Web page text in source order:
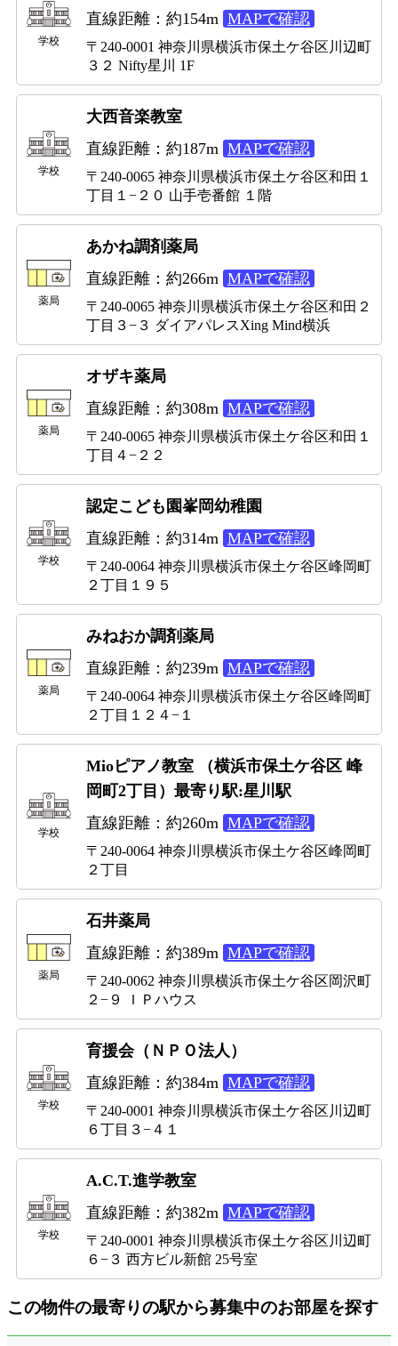
学校
直線距離：約154m MAPで確認
〒240-0001 神奈川県横浜市保土ケ谷区川辺町
３２ Nifty星川 1F
学校
大西音楽教室
直線距離：約187m MAPで確認
〒240-0065 神奈川県横浜市保土ケ谷区和田１
丁目１−２０ 山手壱番館 １階
薬局
あかね調剤薬局
直線距離：約266m MAPで確認
〒240-0065 神奈川県横浜市保土ケ谷区和田２
丁目３−３ ダイアパレスXing Mind横浜
薬局
オザキ薬局
直線距離：約308m MAPで確認
〒240-0065 神奈川県横浜市保土ケ谷区和田１
丁目４−２２
学校
認定こども園峯岡幼稚園
直線距離：約314m MAPで確認
〒240-0064 神奈川県横浜市保土ケ谷区峰岡町
２丁目１９５
薬局
みねおか調剤薬局
直線距離：約239m MAPで確認
〒240-0064 神奈川県横浜市保土ケ谷区峰岡町
２丁目１２４−１
学校
Mioピアノ教室 （横浜市保土ケ谷区 峰
岡町2丁目）最寄り駅:星川駅
直線距離：約260m MAPで確認
〒240-0064 神奈川県横浜市保土ケ谷区峰岡町
２丁目
薬局
石井薬局
直線距離：約389m MAPで確認
〒240-0062 神奈川県横浜市保土ケ谷区岡沢町
２−９ ＩＰハウス
学校
育援会（ＮＰＯ法人）
直線距離：約384m MAPで確認
〒240-0001 神奈川県横浜市保土ケ谷区川辺町
６丁目３−４１
学校
A.C.T.進学教室
直線距離：約382m MAPで確認
〒240-0001 神奈川県横浜市保土ケ谷区川辺町
６−３ 西方ビル新館 25号室
この物件の最寄りの駅から募集中のお部屋を探す